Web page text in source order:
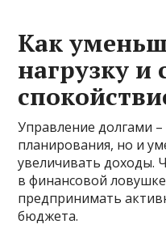
Как
нагрузку и
Управление долгами
планирования, но и
увеличивать доходы.
в финансовой
предпринимать
бюджета.